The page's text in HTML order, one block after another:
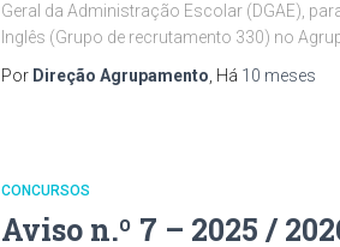
Geral da Administração Escolar (DGAE),
Inglês (Grupo de recrutamento 330) no
Por Direção Agrupamento , Há 10 meses
CONCURSOS
Aviso n.º 7 – 2025 /